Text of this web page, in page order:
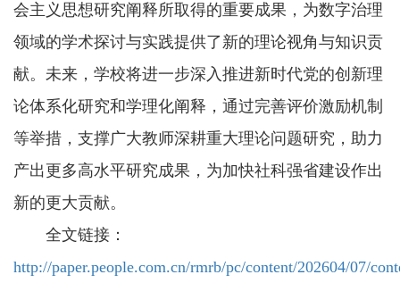
会主义思想研究阐释所取得的重要成果，为数字治理
领域的学术探讨与实践提供了新的理论视角与知识贡
献。未来，学校将进一步深入推进新时代党的创新理
论体系化研究和学理化阐释，通过完善评价激励机制
等举措，支撑广大教师深耕重大理论问题研究，助力
产出更多高水平研究成果，为加快社科强省建设作出
新的更大贡献。
全文链接：
http://paper.people.com.cn/rmrb/pc/content/202604/07/